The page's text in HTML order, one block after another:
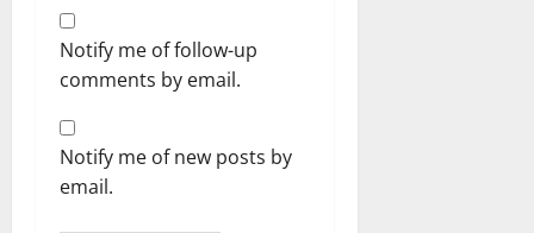
Notify me of follow-up
comments by email.
Notify me of new posts by
email.